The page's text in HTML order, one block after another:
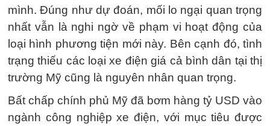
mình. Đúng như dự đoán, mối lo ngại quan trọng
nhất vẫn là nghi ngờ về phạm vi hoạt động của
loại hình phương tiện mới này. Bên cạnh đó, tình
trạng thiếu các loại xe điện giá cả bình dân tại thị
trường Mỹ cũng là nguyên nhân quan trọng.
Bất chấp chính phủ Mỹ đã bơm hàng tỷ USD vào
ngành công nghiệp xe điện, với mục tiêu được